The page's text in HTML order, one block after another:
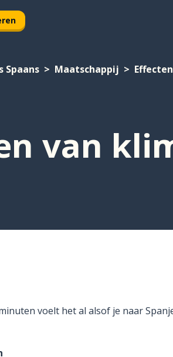
Spaans Maatschappij
van
voelt het al alsof je naar